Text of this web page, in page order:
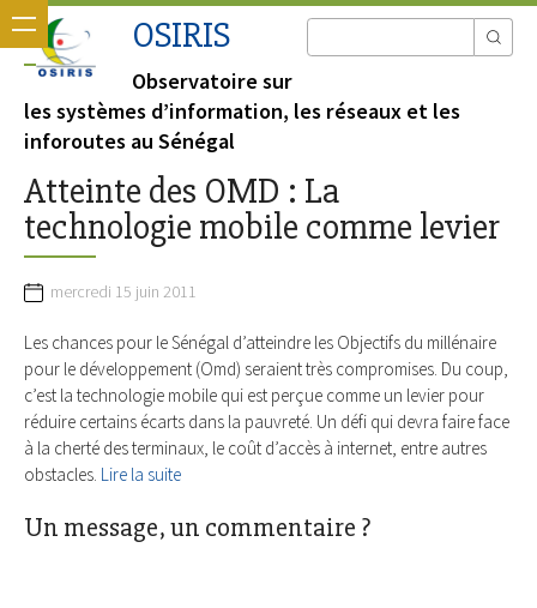
OSIRIS
Observatoire sur
les systèmes d’information, les réseaux et les
inforoutes au Sénégal
Atteinte des OMD : La
technologie mobile comme levier
mercredi 15 juin 2011
Les chances pour le Sénégal d’atteindre les Objectifs du millénaire
pour le développement (Omd) seraient très compromises. Du coup,
c’est la technologie mobile qui est perçue comme un levier pour
réduire certains écarts dans la pauvreté. Un défi qui devra faire face
à la cherté des terminaux, le coût d’accès à internet, entre autres
obstacles. Lire la suite
Un message, un commentaire ?